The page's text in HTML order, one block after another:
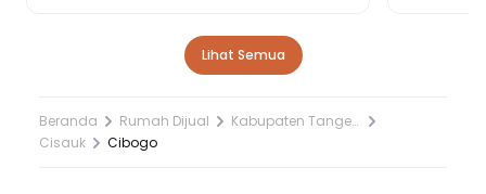
Lihat Semua
Beranda Rumah Dijual
Kabupaten Tangerang
Cisauk
Cibogo